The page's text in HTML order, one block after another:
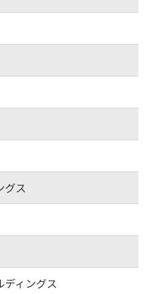
グス
ディングス